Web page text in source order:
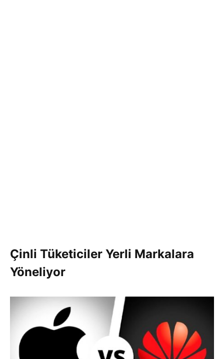
Çinli Tüketiciler Yerli Markalara
Yöneliyor